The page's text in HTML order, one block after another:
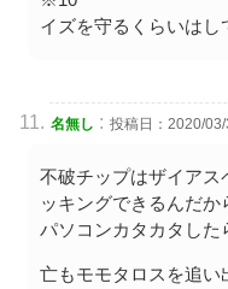
イズを守るくらいはし
名無し : 投稿日：2020/
不破チップはザイアス
ッキングできるんだ
パソコンカタカタした
亡もモモタロスを追い